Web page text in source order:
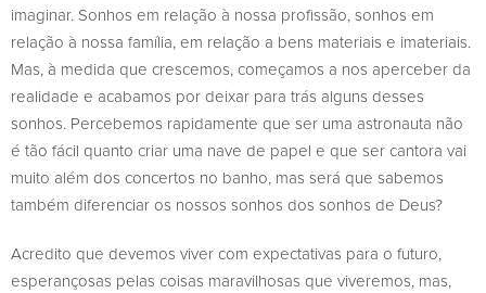
imaginar. Sonhos em relação à nossa profissão, sonhos em
relação à nossa família, em relação a bens materiais e imateriais.
Mas, à medida que crescemos, começamos a nos aperceber da
realidade e acabamos por deixar para trás alguns desses
sonhos. Percebemos rapidamente que ser uma astronauta não
é tão fácil quanto criar uma nave de papel e que ser cantora vai
muito além dos concertos no banho, mas será que sabemos
também diferenciar os nossos sonhos dos sonhos de Deus?
Acredito que devemos viver com expectativas para o futuro,
esperançosas pelas coisas maravilhosas que viveremos, mas,